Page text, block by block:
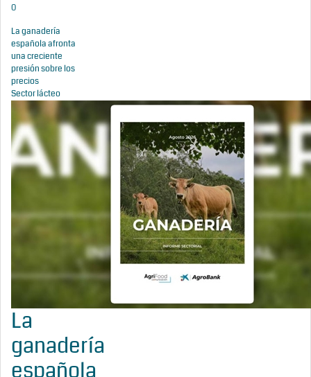
0
La ganadería
española afronta
una creciente
presión sobre los
precios
Sector lácteo
La
ganadería
española